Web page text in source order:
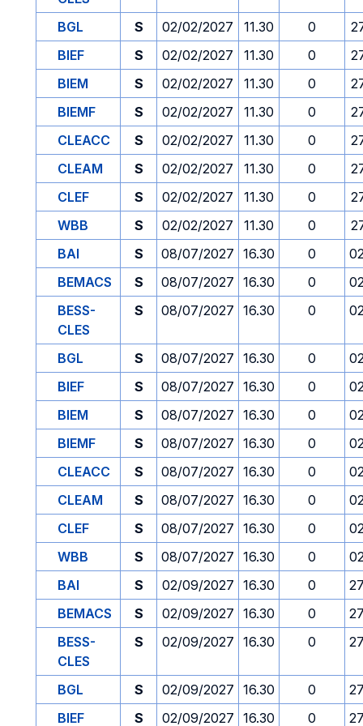
BGL
S 02/02/2027 11.30 0
BIEF
S 02/02/2027 11.30 0
BIEM
S 02/02/2027 11.30 0
BIEMF
S 02/02/2027 11.30 0
CLEACC
S 02/02/2027 11.30 0
CLEAM
S 02/02/2027 11.30 0
CLEF
S 02/02/2027 11.30 0
WBB
S 02/02/2027 11.30 0
BAI
S 08/07/2027 16.30 0
BEMACS
S 08/07/2027 16.30 0
BESS-
CLES
S 08/07/2027 16.30 0
BGL S 08/07/2027 16.30 0
BIEF
S 08/07/2027 16.30 0
BIEM
S 08/07/2027 16.30 0
BIEMF
S 08/07/2027 16.30 0
CLEACC
S 08/07/2027 16.30 0
CLEAM
S 08/07/2027 16.30 0
CLEF
S 08/07/2027 16.30 0
WBB
S 08/07/2027 16.30 0
BAI
S 02/09/2027 16.30 0
BEMACS
S 02/09/2027 16.30 0
BESS-
CLES
S 02/09/2027 16.30 0
BGL S 02/09/2027 16.30 0
BIEF
S 02/09/2027 16.30 0